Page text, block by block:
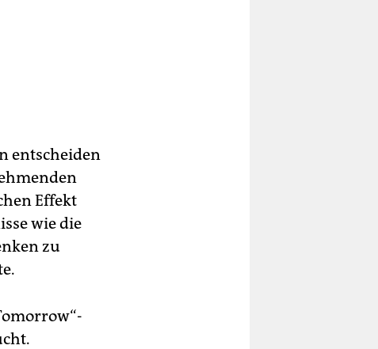
entscheiden
Effekt
wie die
zu